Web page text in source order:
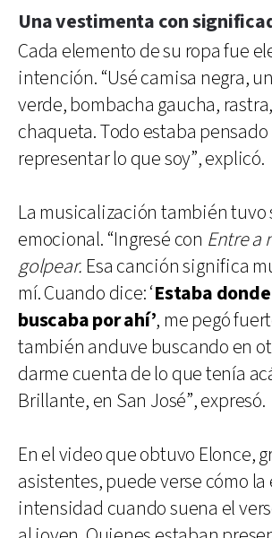
Una vestimenta con
Cada elemento de su ropa fue
intención. “Usé camisa negra,
verde, bombacha gaucha,
chaqueta. Todo estaba pensado
representar lo que soy”, explicó.
La musicalización también tuvo
emocional. “Ingresé con Entre a
golpear. Esa canción significa
mí. Cuando dice: ‘Estaba
buscaba por ahí’, me pegó
también anduve buscando en
darme cuenta de lo que tenía
Brillante, en San José”, expresó.
En el video que obtuvo Elonce,
asistentes, puede verse cómo la
intensidad cuando suena el